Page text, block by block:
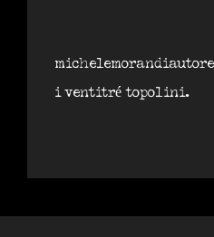
michelemorandiautore
i ventitré topolini.